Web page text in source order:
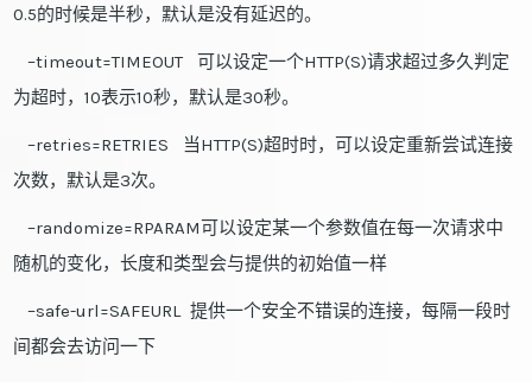
0.5的时候是半秒，默认是没有延迟的。
–timeout=TIMEOUT 可以设定一个HTTP(S)请求超过多久判定
为超时，10表示10秒，默认是30秒。
–retries=RETRIES 当HTTP(S)超时时，可以设定重新尝试连接
次数，默认是3次。
–randomize=RPARAM可以设定某一个参数值在每一次请求中
随机的变化，长度和类型会与提供的初始值一样
–safe-url=SAFEURL 提供一个安全不错误的连接，每隔一段时
间都会去访问一下